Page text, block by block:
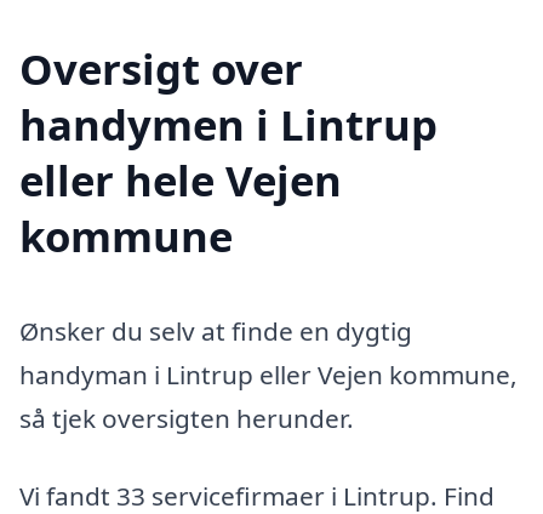
Oversigt over
handymen i Lintrup
eller hele Vejen
kommune
Ønsker du selv at finde en dygtig
handyman i Lintrup eller Vejen kommune,
så tjek oversigten herunder.
Vi fandt 33 servicefirmaer i Lintrup. Find